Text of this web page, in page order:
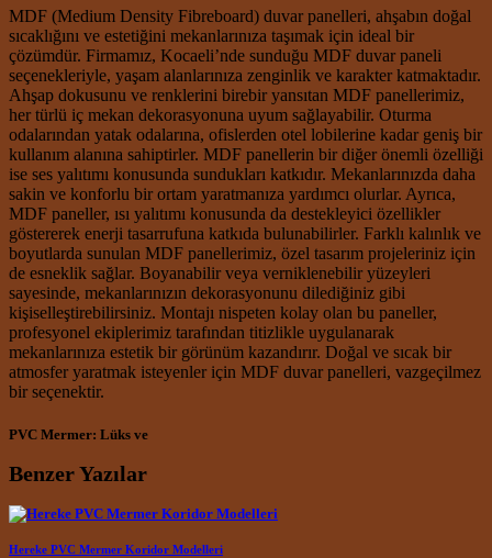
MDF (Medium Density Fibreboard) duvar panelleri, ahşabın doğal
sıcaklığını ve estetiğini mekanlarınıza taşımak için ideal bir
çözümdür. Firmamız, Kocaeli’nde sunduğu MDF duvar paneli
seçenekleriyle, yaşam alanlarınıza zenginlik ve karakter katmaktadır.
Ahşap dokusunu ve renklerini birebir yansıtan MDF panellerimiz,
her türlü iç mekan dekorasyonuna uyum sağlayabilir. Oturma
odalarından yatak odalarına, ofislerden otel lobilerine kadar geniş bir
kullanım alanına sahiptirler. MDF panellerin bir diğer önemli özelliği
ise ses yalıtımı konusunda sundukları katkıdır. Mekanlarınızda daha
sakin ve konforlu bir ortam yaratmanıza yardımcı olurlar. Ayrıca,
MDF paneller, ısı yalıtımı konusunda da destekleyici özellikler
göstererek enerji tasarrufuna katkıda bulunabilirler. Farklı kalınlık ve
boyutlarda sunulan MDF panellerimiz, özel tasarım projeleriniz için
de esneklik sağlar. Boyanabilir veya verniklenebilir yüzeyleri
sayesinde, mekanlarınızın dekorasyonunu dilediğiniz gibi
kişiselleştirebilirsiniz. Montajı nispeten kolay olan bu paneller,
profesyonel ekiplerimiz tarafından titizlikle uygulanarak
mekanlarınıza estetik bir görünüm kazandırır. Doğal ve sıcak bir
atmosfer yaratmak isteyenler için MDF duvar panelleri, vazgeçilmez
bir seçenektir.
PVC Mermer: Lüks ve
Benzer Yazılar
Hereke PVC Mermer Koridor Modelleri